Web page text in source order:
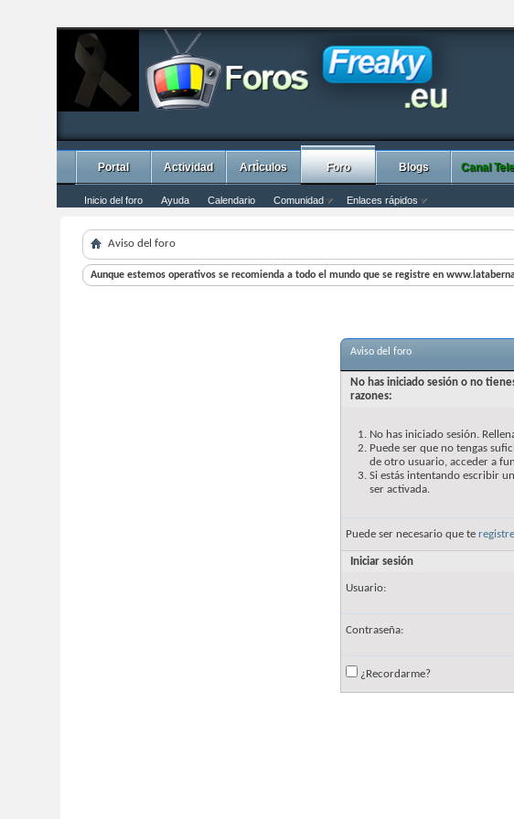
Portal Actividad ArtÌculos Foro
Inicio del foro Ayuda Calendario Comunidad Enlaces rápidos
Blogs Canal
Aviso del foro
Aunque estemos operativos se recomienda a todo el mundo que se registre en
Aviso del foro
No has iniciado sesión o no
razones:
No has iniciado sesión.
Puede ser que no tengas
de otro usuario, acceder a
Si estás intentando escribir
ser activada.
Puede ser necesario que te
Iniciar sesión
Usuario:
Contraseña:
¿Recordarme?